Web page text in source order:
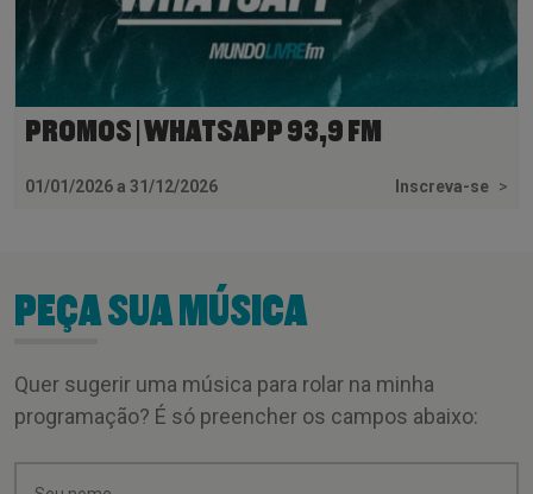
PROMOS | WHATSAPP 93,9 FM
01/01/2026 a 31/12/2026 Inscreva-se >
PEÇA SUA MÚSICA
Quer sugerir uma música para rolar na minha
programação? É só preencher os campos abaixo: